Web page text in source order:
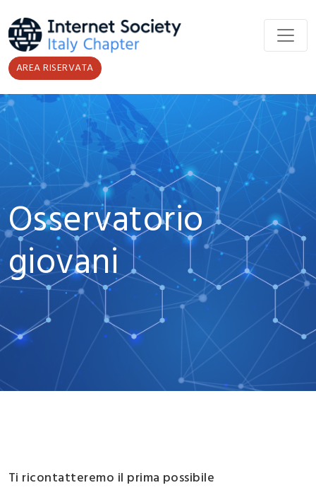
AREA RISERVATA
Osservatorio
giovani
Ti ricontatteremo il prima possibile